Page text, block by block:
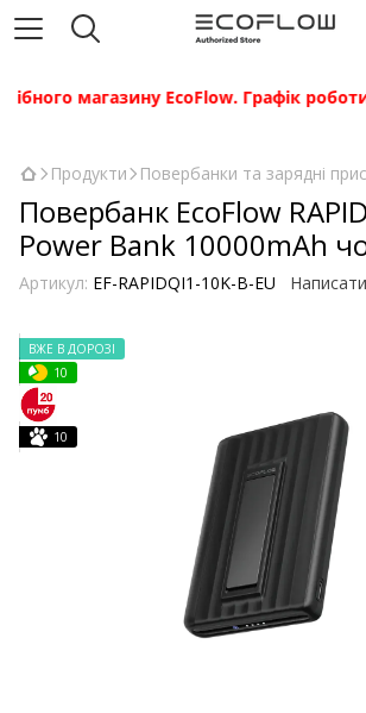
магазину EcoFlow. Графік роботи:
Продукти Повербанки та зарядні
Повербанк EcoFlow
Power Bank 10000mAh
Артикул: EF-RAPIDQI1-10K-B-EU
ВЖЕ В ДОРОЗІ
10
10